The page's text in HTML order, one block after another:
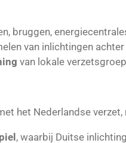
bruggen,
van inlichtingen
van lokale
het Nederlandse
, waarbij Duitse